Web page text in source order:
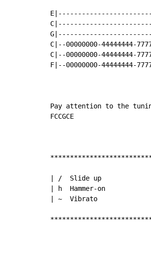
C|--00000000-44444444-
C|--00000000-44444444-
F|--00000000-44444444-
Pay attention to the
FCCGCE
| /  Slide up
| h  Hammer-on
| ~  Vibrato